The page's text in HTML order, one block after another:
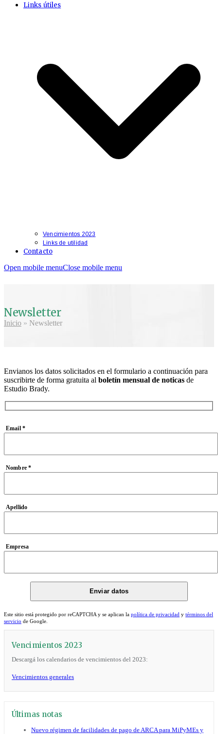
Links útiles
Vencimientos 2023
Links de utilidad
Contacto
Open mobile menuClose mobile menu
Newsletter
Inicio » Newsletter
Envianos los datos solicitados en el formulario a continuación para
suscribirte de forma gratuita al boletín mensual de noticas de
Estudio Brady.
Email *
Nombre *
Apellido
Empresa
Este sitio está protegido por reCAPTCHA y se aplican la política de privacidad y términos del
servicio de Google.
Vencimientos 2023
Descargá los calendarios de vencimientos del 2023:
Vencimientos generales
Últimas notas
Nuevo régimen de facilidades de pago de ARCA para MiPyMEs y